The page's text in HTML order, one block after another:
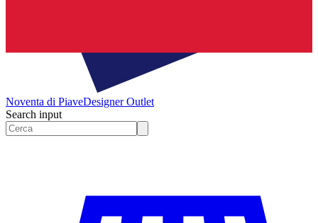
Noventa di PiaveDesigner Outlet
Search input